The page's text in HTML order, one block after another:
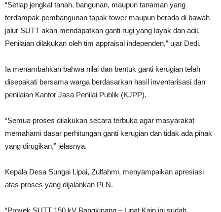
“Setiap jengkal tanah, bangunan, maupun tanaman yang
terdampak pembangunan tapak tower maupun berada di bawah
jalur SUTT akan mendapatkan ganti rugi yang layak dan adil.
Penilaian dilakukan oleh tim appraisal independen,” ujar Dedi.
Ia menambahkan bahwa nilai dan bentuk ganti kerugian telah
disepakati bersama warga berdasarkan hasil inventarisasi dan
penilaian Kantor Jasa Penilai Publik (KJPP).
“Semua proses dilakukan secara terbuka agar masyarakat
memahami dasar perhitungan ganti kerugian dan tidak ada pihak
yang dirugikan,” jelasnya.
Kepala Desa Sungai Lipai, Zulfahmi, menyampaikan apresiasi
atas proses yang dijalankan PLN.
“Proyek SUTT 150 kV Bangkinang – Lipat Kain ini sudah